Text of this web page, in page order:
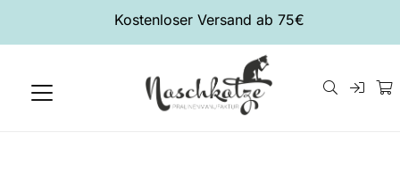
Kostenloser Versand ab 75€